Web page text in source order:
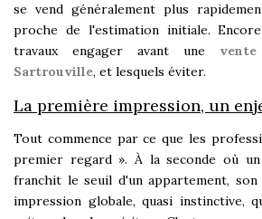
se vend généralement plus
proche de l'estimation initiale.
travaux engager avant une
Sartrouville, et lesquels éviter.
La première impression, un
Tout commence par ce que les
premier regard ». À la seconde où
franchit le seuil d'un appartement, son
impression globale, quasi instinctive,